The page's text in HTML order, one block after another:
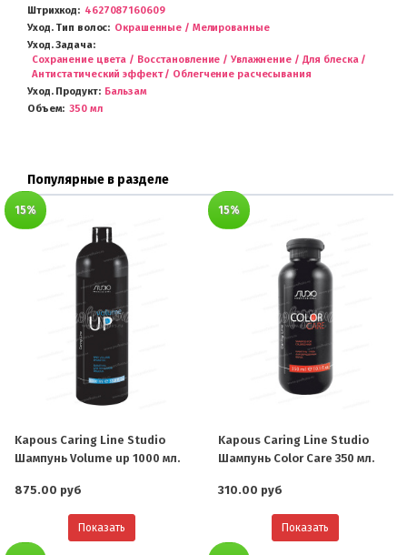
Штрихкод
4627087160609
Уход. Тип волос
Окрашенные / Мелированные
Уход. Задача
Сохранение цвета / Восстановление / Увлажнение / Для блеска /
Антистатический эффект / Облегчение расчесывания
Уход. Продукт
Бальзам
Объем
350 мл
Популярные в разделе
15%
Kapous Caring Line Studio
Шампунь Volume up 1000 мл.
875.00 руб
Показать
15%
Kapous Caring Line Studio
Шампунь Color Care 350 мл.
310.00 руб
Показать